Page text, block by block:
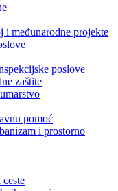
i međunarodne projekte
poslove
zaštite
pomoć
i prostorno